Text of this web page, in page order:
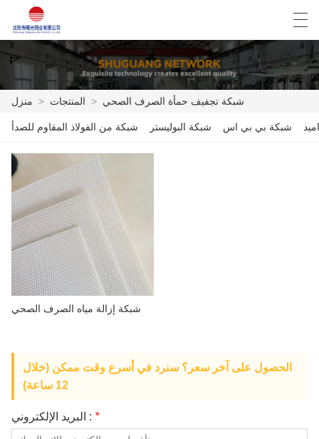
المنتجات
حالة
مصنع العرض
الاتصال بنا
العربية Deutsch English Español
منزل > المنتجات > شبكة تجفيف حمأة الصرف الصحي
شبكة من الفولاذ المقاوم للصدأ شبكة البوليستر شبكة بي بي اس
شبكة إزالة مياه الصرف الصحي
الحصول على آخر سعر؟ سنرد في أسرع وقت ممكن (خلال
12 ساعة)
البريد الإلكتروني : *